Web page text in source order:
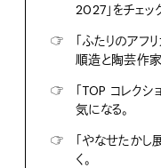
2027」をチェッ
☞
「ふたりのア
順造と陶芸作家
☞
「TOP コレクシ
気になる。
☞
「やなせたか
く。